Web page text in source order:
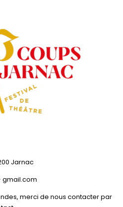
Jarnac
gmail.com
merci de nous contacter par